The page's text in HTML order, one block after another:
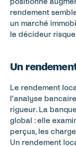
rendement
un marché
le décideur
Un
Le rendement
l’analyse
rigueur. La
global : elle
perçus, les
Un rendement